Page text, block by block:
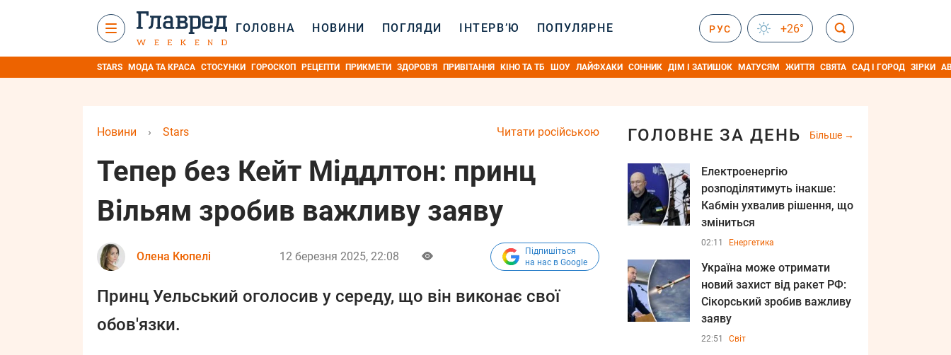
ГОЛОВНА НОВИНИ ПОГЛЯДИ ІНТЕРВ’Ю ПОПУЛЯРНЕ РУС +26°
STARS МОДА ТА КРАСА СТОСУНКИ ГОРОСКОП РЕЦЕПТИ ПРИКМЕТИ ЗДОРОВ'Я ПРИВІТАННЯ КІНО ТА ТБ ШОУ ЛАЙФХАКИ СОННИК ДІМ І ЗАТИШОК МАТУСЯМ ЖИТТЯ СВЯТА САД І ГОРОД ЗІРКИ
Читати російською
Новини › Stars
Тепер без Кейт Міддлтон: принц
Вільям зробив важливу заяву
Олена Кюпелі 12 березня 2025, 22:08
Підпишіться
на нас в Google
Принц Уельський оголосив у середу, що він виконає свої
обов'язки.
ГОЛОВНЕ ЗА ДЕНЬ Більше
Електроенергію
розподілятимуть інакше:
Кабмін ухвалив рішення, що
зміниться
02:11 Енергетика
Україна може отримати
новий захист від ракет РФ:
Сікорський зробив важливу
заяву
22:51 Світ